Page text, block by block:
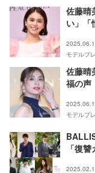
佐藤晴
い」「
モデルプ
佐藤晴
福の声
モデルプ
「復